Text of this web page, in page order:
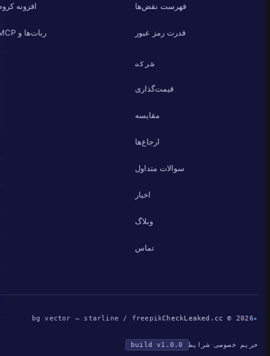
فهرست نقض‌ها
قدرت رمز عبور
افزونه کروم
ربات‌ها و MCP
شرکت
قیمت‌گذاری
مقایسه
ارجاع‌ها
سوالات متداول
اخبار
وبلاگ
تماس
CheckLeaked.cc © 2026
bg vector — starline / freepik
حریم خصوصی·شرایط build v1.0.0